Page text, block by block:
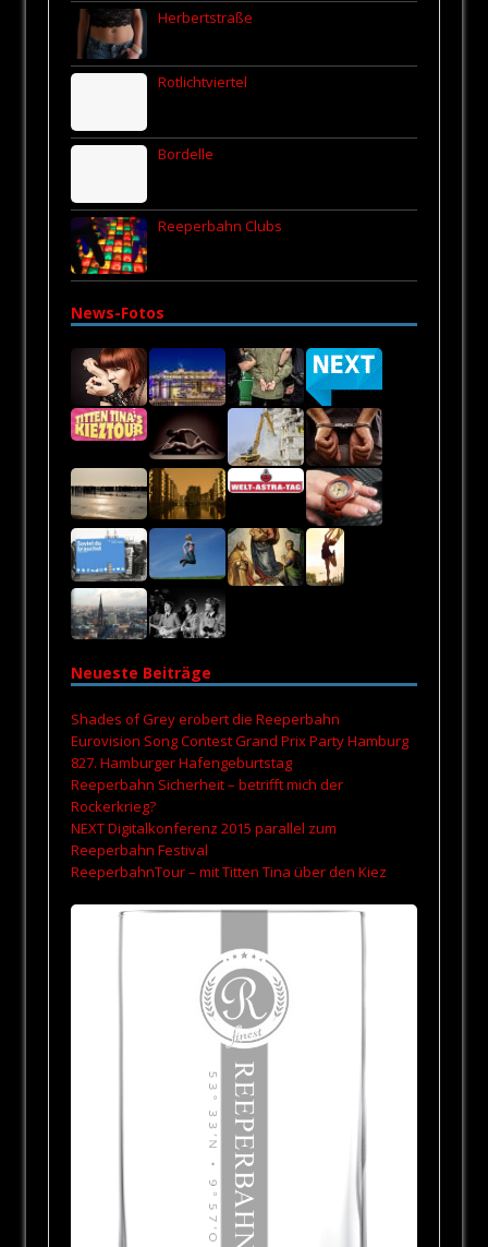
Herbertstraße
Rotlichtviertel
Bordelle
Reeperbahn Clubs
News-Fotos
Neueste Beiträge
Shades of Grey erobert die Reeperbahn
Eurovision Song Contest Grand Prix Party Hamburg
827. Hamburger Hafengeburtstag
Reeperbahn Sicherheit – betrifft mich der
Rockerkrieg?
NEXT Digitalkonferenz 2015 parallel zum
Reeperbahn Festival
ReeperbahnTour – mit Titten Tina über den Kiez